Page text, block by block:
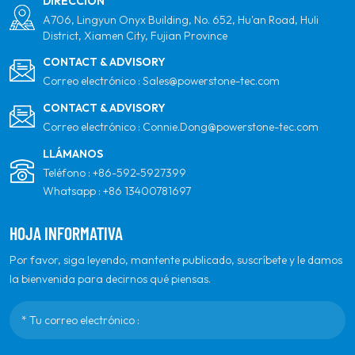
A706, Lingyun Onyx Building, No. 652, Hu'an Road, Huli
District, Xiamen City, Fujian Province
CONTACT & ADVISORY
Correo electrónico : Sales@powerstone-tec.com
CONTACT & ADVISORY
Correo electrónico : Connie.Dong@powerstone-tec.com
LLÁMANOS
Teléfono : +86-592-5927399
Whatsapp : +86 13400781697
HOJA INFORMATIVA
Por favor, siga leyendo, mantente publicado, suscríbete y le damos
la bienvenida para decirnos qué piensas.